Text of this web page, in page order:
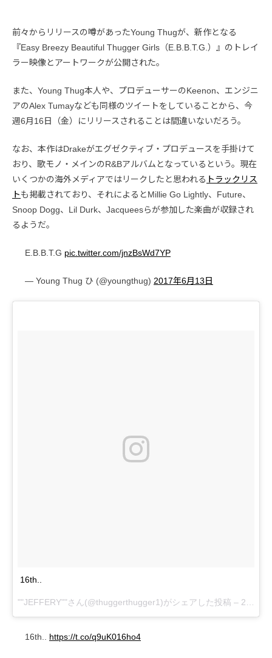
前々からリリースの噂があったYoung Thugが、新作となる
『Easy Breezy Beautiful Thugger Girls（E.B.B.T.G.）』のトレイ
ラー映像とアートワークが公開された。
また、Young Thug本人や、プロデューサーのKeenon、エンジニ
アのAlex Tumayなども同様のツイートをしていることから、今
週6月16日（金）にリリースされることは間違いないだろう。
なお、本作はDrakeがエグゼクティブ・プロデュースを手掛けて
おり、歌モノ・メインのR&Bアルバムとなっているという。現在
いくつかの海外メディアではリークしたと思われる トラックリス
トも掲載されており、それによるとMillie Go Lightly、Future、
Snoop Dogg、Lil Durk、Jacqueesらが参加した楽曲が収録され
るようだ。
E.B.B.T.G pic.twitter.com/jnzBsWd7YP
— Young Thug ひ (@youngthug) 2017年6月13日
16th..
""JEFFERY""さん(@thuggerthugger1)がシェアした投稿 – 2017 6月 13 1:02午後 PDT
16th.. https://t.co/q9uK016ho4